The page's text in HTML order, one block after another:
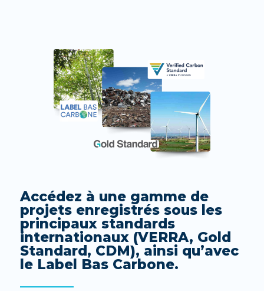
Accédez à une gamme de
projets enregistrés sous les
principaux standards
internationaux (VERRA, Gold
Standard, CDM), ainsi qu’avec
le Label Bas Carbone.